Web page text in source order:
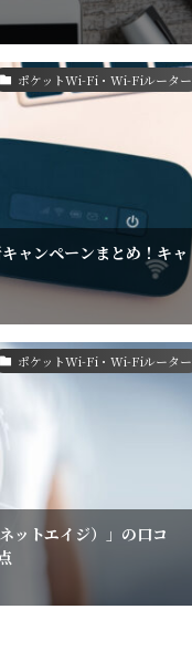
ポケットWi-Fi・Wi-Fiルーター
ャンペーンまとめ！キャ
ポケットWi-Fi・Wi-Fiルーター
ットエイジ）」の口コ